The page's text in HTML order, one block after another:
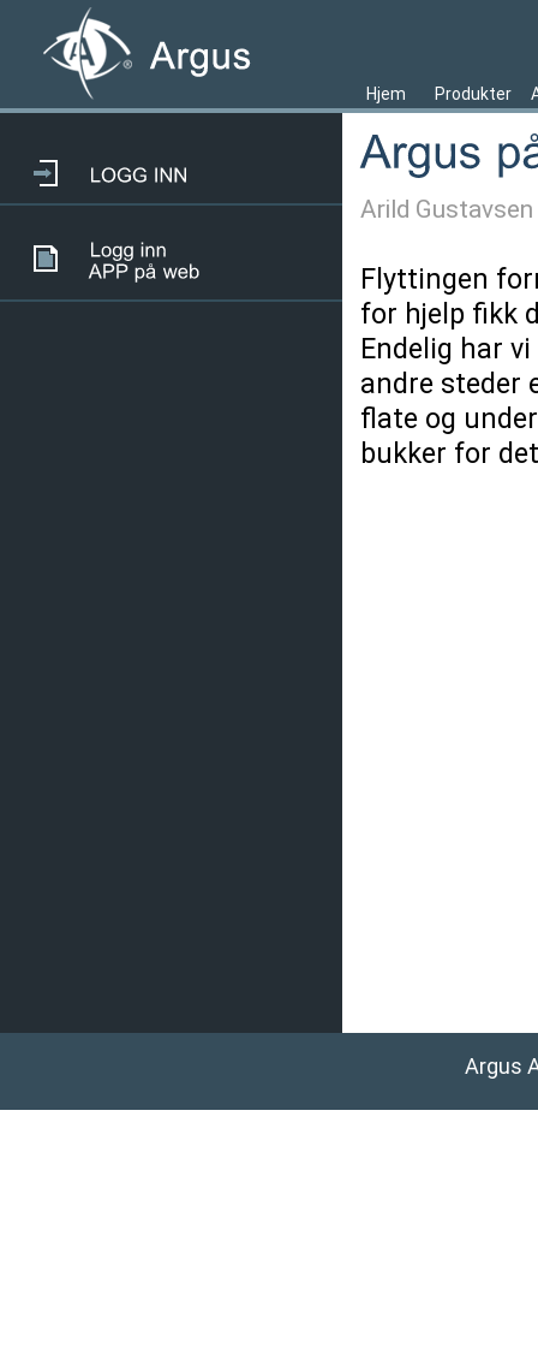
Hjem Produkter
Arild
Flyttingen
for hjelp fikk
Endelig har
andre steder
flate og
bukker for
Argus